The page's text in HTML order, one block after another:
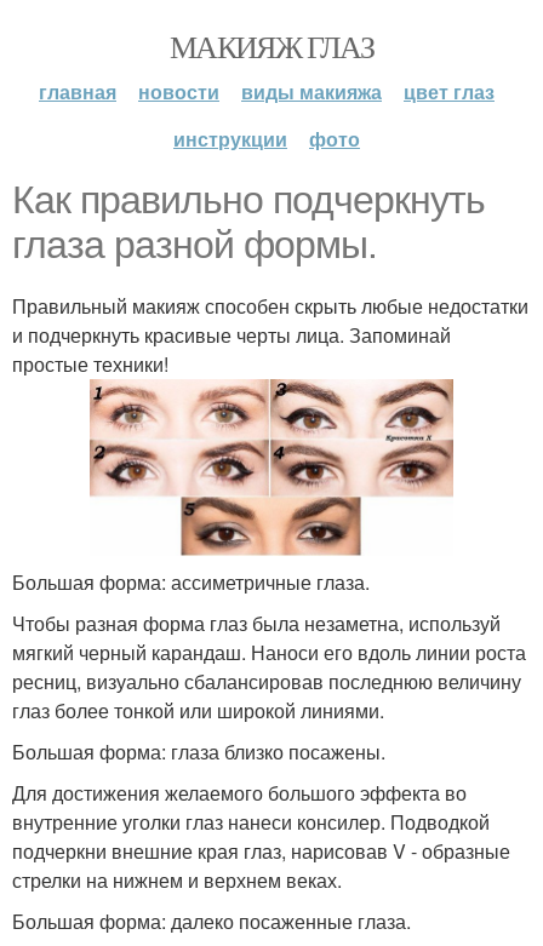
МАКИЯЖ ГЛАЗ
главная новости виды макияжа
цвет глаз
инструкции
фото
Как правильно подчеркнуть
глаза разной формы.
Правильный макияж способен скрыть любые недостатки
и подчеркнуть красивые черты лица. Запоминай
простые техники!
Большая форма: ассиметричные глаза.
Чтобы разная форма глаз была незаметна, используй
мягкий черный карандаш. Наноси его вдоль линии роста
ресниц, визуально сбалансировав последнюю величину
глаз более тонкой или широкой линиями.
Большая форма: глаза близко посажены.
Для достижения желаемого большого эффекта во
внутренние уголки глаз нанеси консилер. Подводкой
подчеркни внешние края глаз, нарисовав V - образные
стрелки на нижнем и верхнем веках.
Большая форма: далеко посаженные глаза.